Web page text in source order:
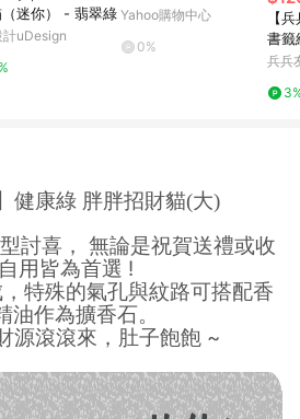
（迷你） - 翡翠綠
計uDesign
Yahoo購物中心
0%
【
書籤
兵兵
健康綠 胖胖招財貓(大)
討喜，
無論是祝賀送禮或收
用皆為首選 !
特殊的氣孔與紋路可搭配香
油作為擴香石。
源滾滾來，肚子飽飽 ~